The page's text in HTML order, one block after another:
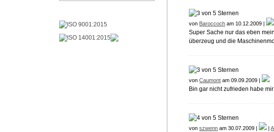
von Baroccoch am 10.12.2009 |
Super Sache nur das eben
überzeug und die
vonCaumont am 09.09.2009 |
Bin gar nicht zufrieden habe
vonszwenn am 30.07.2009 | |